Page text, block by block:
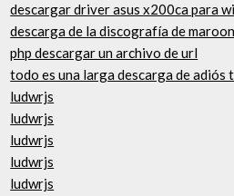
descargar driver asus x200ca para
descarga de la discografía de
php descargar un archivo de url
todo es una larga descarga de adiós
ludwrjs
ludwrjs
ludwrjs
ludwrjs
ludwrjs